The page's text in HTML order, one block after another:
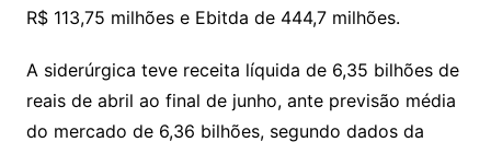
R$ 113,75 milhões e Ebitda de 444,7 milhões.
A siderúrgica teve receita líquida de 6,35 bilhões de
reais de abril ao final de junho, ante previsão média
do mercado de 6,36 bilhões, segundo dados da